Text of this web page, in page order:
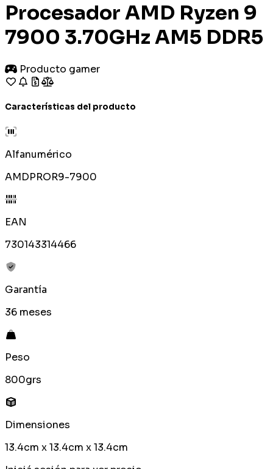
Procesador AMD Ryzen 9
7900 3.70GHz AM5 DDR5
Producto gamer
Características del producto
Alfanumérico
AMDPROR9-7900
EAN
730143314466
Garantía
36 meses
Peso
800grs
Dimensiones
13.4cm x 13.4cm x 13.4cm